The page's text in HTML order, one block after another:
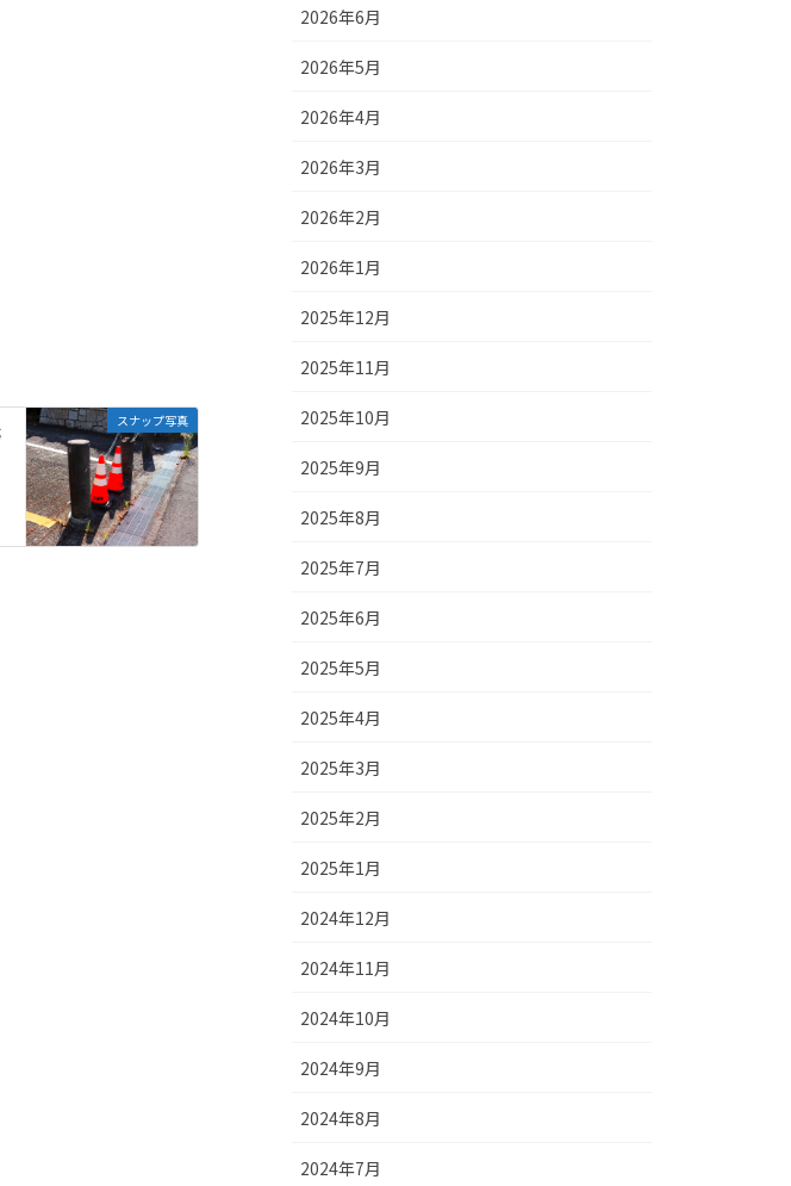
スナップ写真
2026年6月
2026年5月
2026年4月
2026年3月
2026年2月
2026年1月
2025年12月
2025年11月
2025年10月
2025年9月
2025年8月
2025年7月
2025年6月
2025年5月
2025年4月
2025年3月
2025年2月
2025年1月
2024年12月
2024年11月
2024年10月
2024年9月
2024年8月
2024年7月